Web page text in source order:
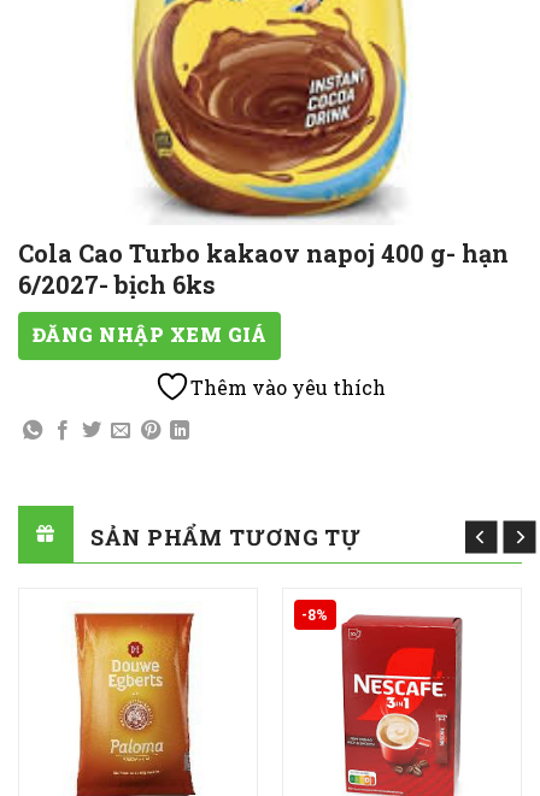
Cola Cao Turbo kakaov napoj 400 g- hạn
6/2027- bịch 6ks
ĐĂNG NHẬP XEM GIÁ
Thêm vào yêu thích
SẢN PHẨM TƯƠNG TỰ
-8%